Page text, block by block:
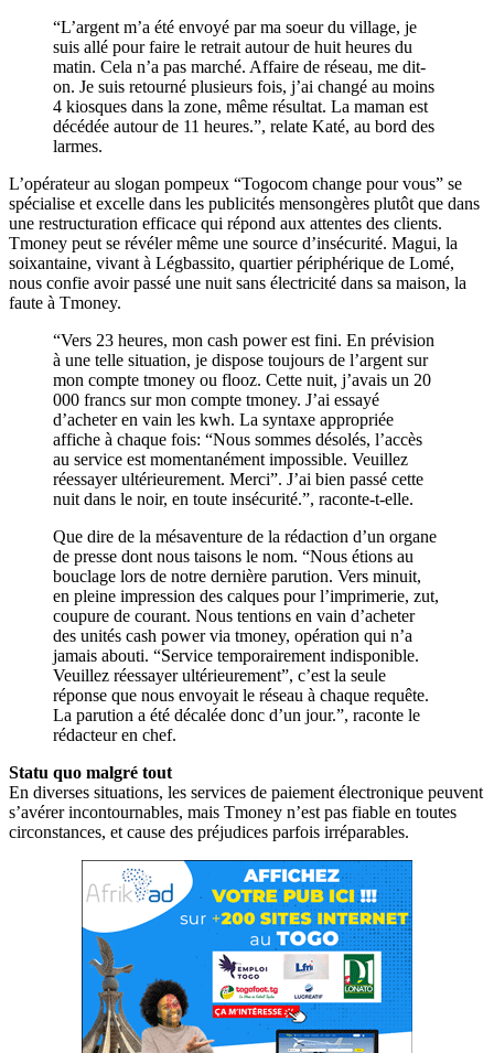
“L’argent m’a été envoyé par ma soeur du village, je
suis allé pour faire le retrait autour de huit heures du
matin. Cela n’a pas marché. Affaire de réseau, me dit-
on. Je suis retourné plusieurs fois, j’ai changé au moins
4 kiosques dans la zone, même résultat. La maman est
décédée autour de 11 heures.”, relate Katé, au bord des
larmes.
L’opérateur au slogan pompeux “Togocom change pour vous” se
spécialise et excelle dans les publicités mensongères plutôt que dans
une restructuration efficace qui répond aux attentes des clients.
Tmoney peut se révéler même une source d’insécurité. Magui, la
soixantaine, vivant à Légbassito, quartier périphérique de Lomé,
nous confie avoir passé une nuit sans électricité dans sa maison, la
faute à Tmoney.
“Vers 23 heures, mon cash power est fini. En prévision
à une telle situation, je dispose toujours de l’argent sur
mon compte tmoney ou flooz. Cette nuit, j’avais un 20
000 francs sur mon compte tmoney. J’ai essayé
d’acheter en vain les kwh. La syntaxe appropriée
affiche à chaque fois: “Nous sommes désolés, l’accès
au service est momentanément impossible. Veuillez
réessayer ultérieurement. Merci”. J’ai bien passé cette
nuit dans le noir, en toute insécurité.”, raconte-t-elle.
Que dire de la mésaventure de la rédaction d’un organe
de presse dont nous taisons le nom. “Nous étions au
bouclage lors de notre dernière parution. Vers minuit,
en pleine impression des calques pour l’imprimerie, zut,
coupure de courant. Nous tentions en vain d’acheter
des unités cash power via tmoney, opération qui n’a
jamais abouti. “Service temporairement indisponible.
Veuillez réessayer ultérieurement”, c’est la seule
réponse que nous envoyait le réseau à chaque requête.
La parution a été décalée donc d’un jour.”, raconte le
rédacteur en chef.
Statu quo malgré tout
En diverses situations, les services de paiement électronique peuvent
s’avérer incontournables, mais Tmoney n’est pas fiable en toutes
circonstances, et cause des préjudices parfois irréparables.